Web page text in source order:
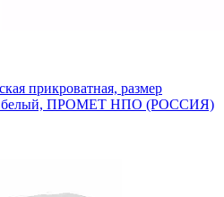
прикроватная, размер
белый, ПРОМЕТ НПО (РОССИЯ)